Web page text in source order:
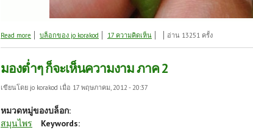
Read more about มองต่ำๆ ก็จะเห็นความงาม ภาค 3
บล็อกของ jo korakod 17 ความคิดเห็น อ่าน 13251 ครั้ง
มองต่ำๆ ก็จะเห็นความงาม ภาค 2
เขียนโดย jo korakod เมื่อ 17 พฤษภาคม, 2012 - 20:37
หมวดหมู่ของบล็อก:
สมุนไพร
Keywords: